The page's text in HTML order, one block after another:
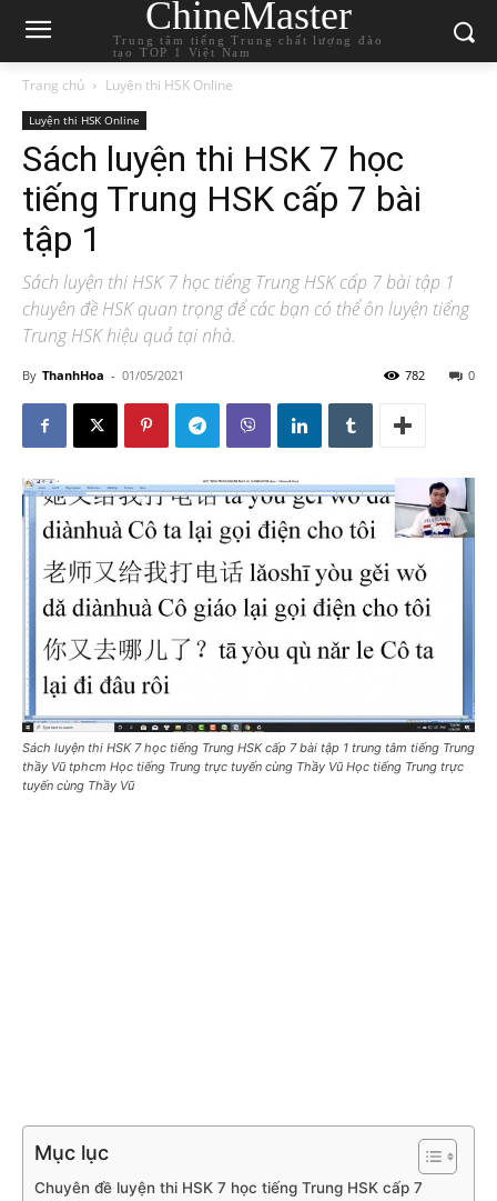
ChineMaster
Trung tâm tiếng Trung chất lượng đào
tạo TOP 1 Việt Nam
Trang chủ Luyện thi HSK Online
Luyện thi HSK Online
Sách luyện thi HSK 7 học
tiếng Trung HSK cấp 7 bài
tập 1
Sách luyện thi HSK 7 học tiếng Trung HSK cấp 7 bài tập 1
chuyên đề HSK quan trọng để các bạn có thể ôn luyện tiếng
Trung HSK hiệu quả tại nhà.
By ThanhHoa - 01/05/2021 0
782
Sách luyện thi HSK 7 học tiếng Trung HSK cấp 7 bài tập 1 trung tâm tiếng Trung
thầy Vũ tphcm Học tiếng Trung trực tuyến cùng Thầy Vũ Học tiếng Trung trực
tuyến cùng Thầy Vũ
Mục lục
Chuyên đề luyện thi HSK 7 học tiếng Trung HSK cấp 7